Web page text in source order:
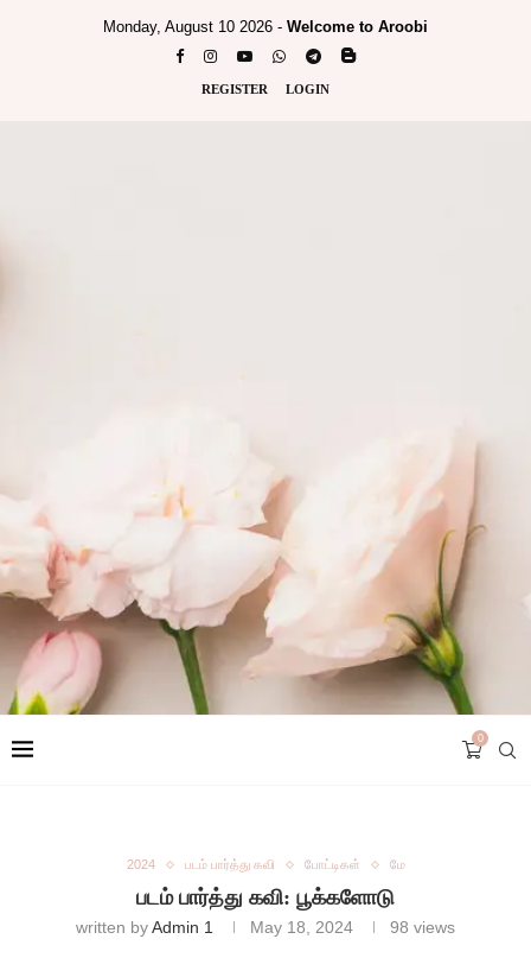
Monday, August 10 2026 - Welcome to Aroobi
REGISTER LOGIN
0
2024 படம் பார்த்து கவி போட்டிகள் மே
படம் பார்த்து கவி: பூக்களோடு
written byAdmin 1 May 18, 2024 98 views